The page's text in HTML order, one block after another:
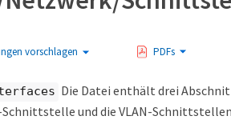
vorschlagen PDFs
Die Datei enthält drei
und die VLAN-